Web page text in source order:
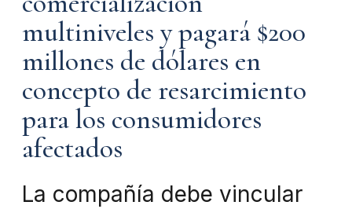
multiniveles y pagará $200
millones de dólares en
concepto de resarcimiento
para los consumidores
afectados
La compañía debe vincular